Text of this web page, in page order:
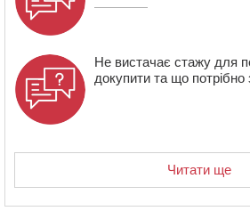
Не вистачає стажу для
докупити та що потрібно
Читати ще